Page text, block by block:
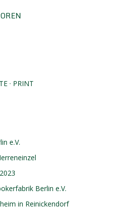
· PRINT
e.V.
Berlin e.V.
in Reinickendorf